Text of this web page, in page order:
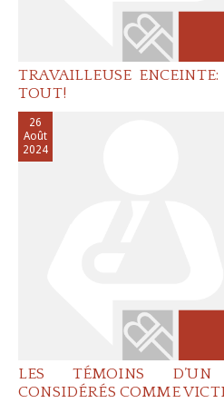
TRAVAILLEUSE
TOUT!
26
Août
2024
LES TÉMOINS
CONSIDÉRÉS COMME